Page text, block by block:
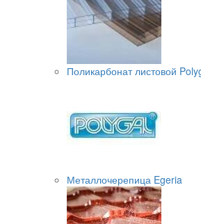
Поликарбонат листовой
Металлочерепица Egeria